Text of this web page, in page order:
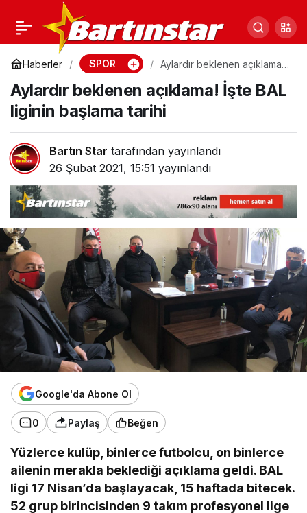
Haberler SPOR
Aylardır beklenen açıklama!
Aylardır beklenen açıklama! İşte BAL
liginin başlama tarihi
Bartın Star tarafından yayınlandı
26 Şubat 2021, 15:51 yayınlandı
Google'da Abone Ol
0 Paylaş Beğen
Yüzlerce kulüp, binlerce futbolcu, on binlerce
ailenin merakla beklediği açıklama geldi. BAL
ligi 17 Nisan’da başlayacak, 15 haftada bitecek.
52 grup birincisinden 9 takım profesyonel lige
TFF onayladı! BAL
sezonu 48 grupla
başlayacak
0 Paylaş